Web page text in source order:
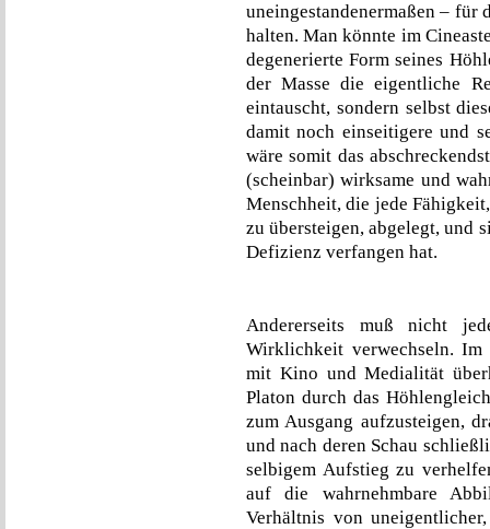
uneingestandenermaßen – für
halten. Man könnte im
degenerierte Form seines
der Masse die eigentliche
eintauscht, sondern selbst
damit noch einseitigere und
wäre somit das
(scheinbar) wirksame und
Menschheit, die jede
zu übersteigen, abgelegt, und
Defizienz verfangen hat.
Andererseits muß nicht
Wirklichkeit verwechseln.
mit Kino und Medialität
Platon durch das
zum Ausgang aufzusteigen,
und nach deren Schau
selbigem Aufstieg zu
auf die wahrnehmbare
Verhältnis von